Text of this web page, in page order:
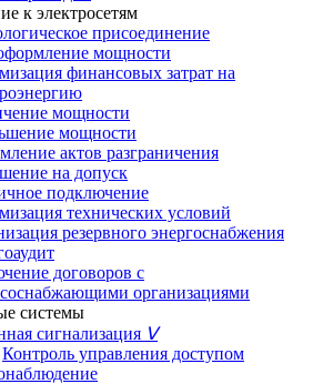
к электросетям
присоединение
мощности
финансовых затрат на
мощности
мощности
актов разграничения
на допуск
подключение
технических условий
резервного энергоснабжения
договоров с
организациями
системы
сигнализация ᐯ
Контроль управления доступом